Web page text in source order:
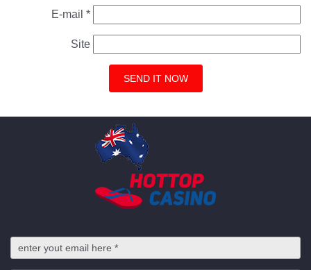
E-mail *
Site